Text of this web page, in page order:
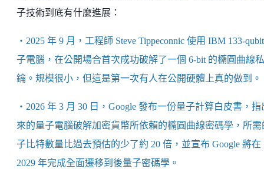
子技術到底有什麼進展：
・2025 年 9 月，工程師 Steve Tippeconnic 使用 IBM 133-
子電腦，在公開場合首次成功破解了一個 6-bit 的橢圓曲線私
鑰。規模很小，但這是第一次有人在公開硬體上真的做到。
・2026 年 3 月 30 日，Google 發布一份量子計算白皮書，指
來的量子電腦破解加密貨幣所依賴的橢圓曲線密碼學，所需
子比特數量比過去預估的少了約 20 倍，並宣布 Google 將在
2029 年完成全面遷移到後量子密碼學。